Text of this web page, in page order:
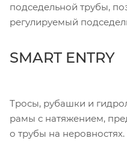
подседельной трубы,
регулируемый
SMART ENTRY
Тросы, рубашки и
рамы с натяжением,
о трубы на